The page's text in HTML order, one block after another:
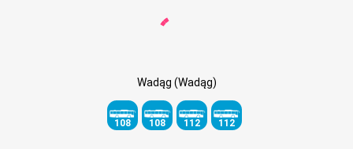
Wadąg (Wadąg)
108 108 112 112